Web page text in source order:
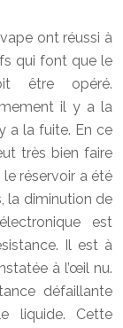
ont réussi à
qui font que le
être opéré.
il y a la
a la fuite. En ce
très bien faire
réservoir a été
la diminution de
est
Il est à
à l’œil nu.
défaillante
liquide. Cette